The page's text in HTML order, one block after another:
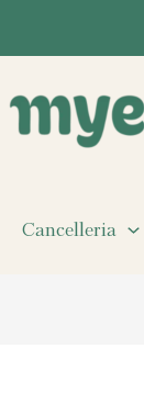
Cancelleria